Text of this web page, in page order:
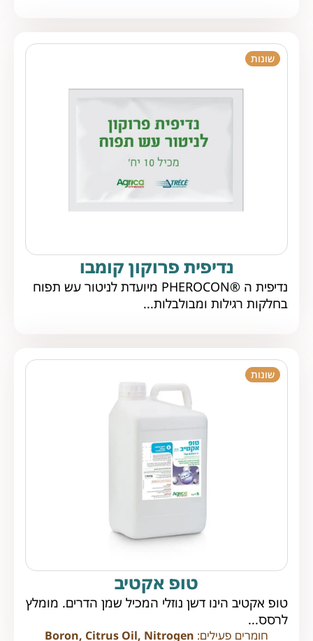
שונות
נדיפית פרוקון קומבו
נדיפית ה ®PHEROCON מיועדת לניטור עש תפוח
בחלקות רגילות ומבולבלות...
שונות
טופ אקטיב
טופ אקטיב הינו דשן נוזלי המכיל שמן הדרים. מומלץ
לרסס...
חומרים פעילים: Boron, Citrus Oil, Nitrogen